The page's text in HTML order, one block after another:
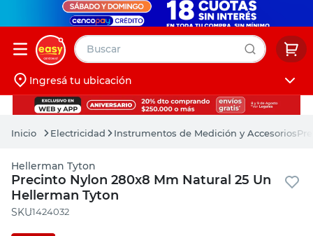
Buscar
Iniciá sesión
Ingresá tu ubicación
Electricidad Instrumentos de Medición y Accesorios
Hellerman Tyton
Precinto Nylon 280x8 Mm Natural 25 Un
Hellerman Tyton
:1424032
muebles
pintura
escritorio
puertas
placard